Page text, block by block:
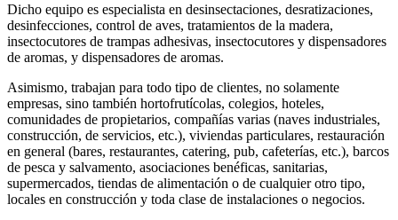
Dicho equipo es especialista en desinsectaciones, desratizaciones,
desinfecciones, control de aves, tratamientos de la madera,
insectocutores de trampas adhesivas, insectocutores y dispensadores
de aromas, y dispensadores de aromas.
Asimismo, trabajan para todo tipo de clientes, no solamente
empresas, sino también hortofrutícolas, colegios, hoteles,
comunidades de propietarios, compañías varias (naves industriales,
construcción, de servicios, etc.), viviendas particulares, restauración
en general (bares, restaurantes, catering, pub, cafeterías, etc.), barcos
de pesca y salvamento, asociaciones benéficas, sanitarias,
supermercados, tiendas de alimentación o de cualquier otro tipo,
locales en construcción y toda clase de instalaciones o negocios.